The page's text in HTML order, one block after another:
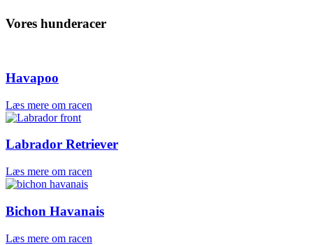
Vores hunderacer
Havapoo
Læs mere om racen
Labrador Retriever
Læs mere om racen
Bichon Havanais
Læs mere om racen